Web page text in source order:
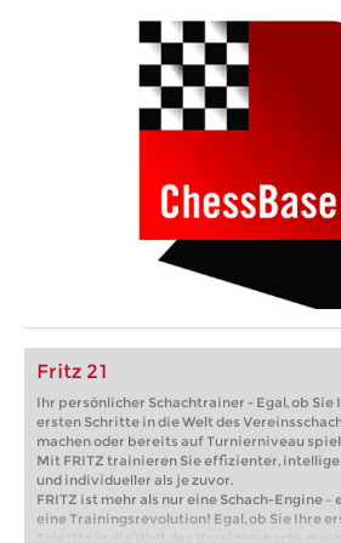
Fritz 21
Ihr persönlicher Schachtrainer - Egal, ob Sie
ersten Schritte in die Welt des
machen oder bereits auf Turnierniveau
Mit FRITZ trainieren Sie effizienter,
und individueller als je zuvor.
FRITZ ist mehr als nur eine Schach-Engine –
eine Trainingsrevolution! Egal, ob Sie Ihre
Schritte in die Welt des Vereinsschachs